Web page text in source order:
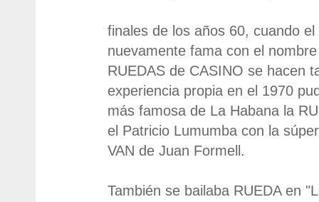
finales de los años 60, cuando
nuevamente fama con el
RUEDAS de CASINO se hacen
experiencia propia en el 1970
más famosa de La Habana la
el Patricio Lumumba con la
VAN de Juan Formell.
También se bailaba RUEDA en